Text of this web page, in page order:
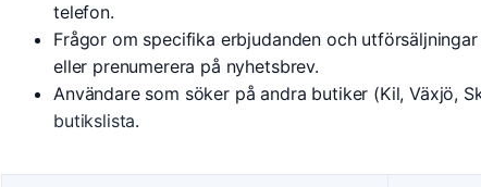
telefon.
Frågor om specifika erbjudanden och
eller prenumerera på nyhetsbrev.
Användare som söker på andra butiker (Kil, Växjö,
butikslista.